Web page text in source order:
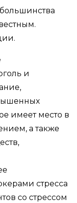
и
имеет место в
а также
стресса
со стрессом